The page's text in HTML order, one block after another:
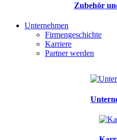
Zubehör
Unternehmen
Firmengeschichte
Karriere
Partner werden